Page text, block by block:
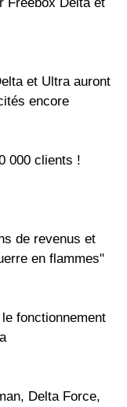
et Ultra auront
encore
000 clients !
de revenus et
en flammes"
fonctionnement
Delta Force,